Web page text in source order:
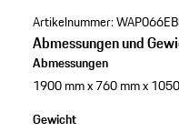
Artikelnummer:
Abmessungen und
Abmessungen
1900 mm x 760 mm x
Gewicht